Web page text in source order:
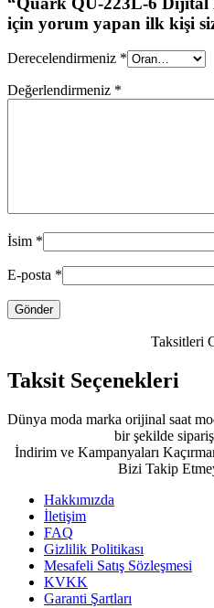
için yorum yapan ilk kişi
Derecelendirmeniz *
Değerlendirmeniz *
İsim *
E-posta *
Taksitleri
Taksit Seçenekleri
Dünya moda marka orijinal saat
bir şekilde
İndirim ve Kampanyaları
Bizi Takip
Hakkımızda
İletişim
FAQ
Gizlilik Politikası
Mesafeli Satış Sözleşmesi
KVKK
Garanti Şartları